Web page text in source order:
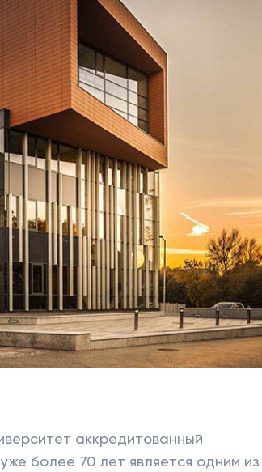
аккредитованный
более 70 лет является одним из